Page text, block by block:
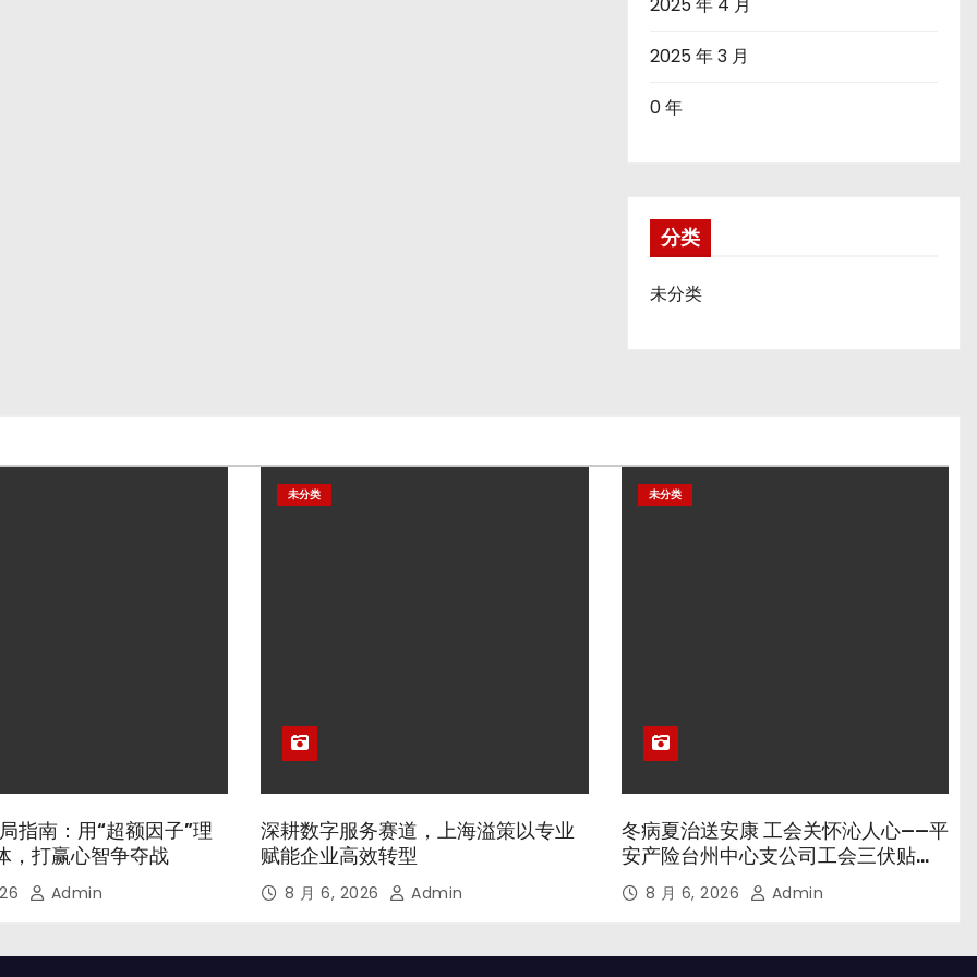
2025 年 3 月
0 年
分类
未分类
指南：用“超额因子”理
，打赢心智争夺战
Admin
未分类
深耕数字服务赛道，上海溢策以专业
赋能企业高效转型
8 月 6, 2026 Admin
未分类
冬病夏治送安康 工会关怀沁人心——平
安产险台州中心支公司工会三伏贴养
生专场暖心开诊
8 月 6, 2026 Admin